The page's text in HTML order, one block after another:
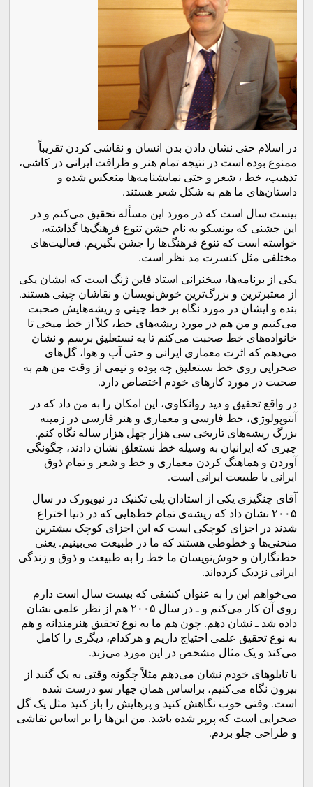
در اسلام حتی نشان دادن بدن انسان و نقاشی کردن تقریباً
ممنوع بوده است در نتیجه تمام هنر و ظرافت ایرانی در کاشی،
تذهیب، خط ، شعر و حتی نمایشنامه‌ها منعکس شده و
داستان‌های ما هم به شکل شعر هستند.
بیست سال است که در مورد این مسأله تحقیق می‌کنم و در
این جشنی که یونسکو به نام جشن تنوع فرهنگ‌ها گذاشته،
خواسته است که تنوع فرهنگ‌ها را جشن بگیریم. فعالیت‌های
مختلفی مثل کنسرت مد نظر است.
یکی از برنامه‌ها، سخنرانی استاد فاین ‌ژنگ است که ایشان یکی
از معتبرترین و بزرگ‌ترین خوش‌نویسان و نقاشان چینی هستند.
بنده و ایشان در مورد نگاه بر خط چینی و ریشه‌هایش صحبت
می‌کنیم و من هم در مورد ریشه‌های خط، کلاً از خط میخی تا
خانواده‌های خط صحبت می‌کنم تا به نستعلیق برسم و نشان
می‌دهم که اثرت معماری ایرانی و حتی آب و هوا‌، گل‌های
صحرایی روی خط نستعلیق چه بوده و نیمی از وقت من هم به
صحبت در مورد کارهای خودم اختصاص دارد.
در واقع تحقیق و دید روانکاوی، این امکان را به من داد که در
آنتوپولوژی، خط فارسی و معماری و هنر فارسی در زمینه
بزرگ ریشه‌های تاریخی سی هزار چهل هزار ساله نگاه کنم.
چیزی که ایرانیان به وسیله خط نستعلق نشان دادند، چگونگی
آوردن و هماهنگ کردن معماری و خط و شعر و تمام ذوق
ایرانی با طبیعت ایرانی است.
آقای چنگیزی یکی از استادان پلی تکنیک در نیویورک در سال
۲۰۰۵ نشان داد که ریشه‌ی تمام خط‌هایی که در دنیا اختراع
شدند در اجزای کوچکی است که این اجزای کوچک بیشترین
منحنی‌ها و خطوطی هستند که ما در طبیعت می‌بینیم. یعنی
خط‌نگاران و خوش‌نویسان ما خط را به طبیعت و ذوق و زندگی
ایرانی نزدیک کرده‌اند.
می‌خواهم این را به عنوان کشفی که بیست سال است دارم
روی آن کار می‌کنم و ـ در سال ۲۰۰۵ هم از نظر علمی نشان
داده شد ـ نشان دهم. چون هم ما به نوع تحقیق هنرمندانه و هم
به نوع تحقیق علمی احتیاج داریم و هرکدام، دیگری را کامل
می‌کند و یک مثال مشخص در این مورد می‌زند.
با تابلوهای خودم نشان می‌دهم مثلاً چگونه وقتی به یک گنبد از
بیرون نگاه می‌کنیم‌، براساس همان چهار سو درست شده
است‌‌. وقتی خوب نگاهش کنید و پرهایش را باز کنید مثل یک گل
صحرایی است که پرپر شده باشد. من این‌ها را بر اساس نقاشی
و طراحی جلو بردم.